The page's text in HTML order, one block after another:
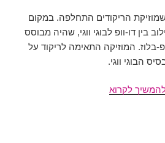
הריקודים התחלפה. במקום
בין דו-וופ לבוגי ווגי, שהיה מבוסס
בלוז. המוזיקה התאימה לריקוד על
הבוגי ווגי.
לקרוא